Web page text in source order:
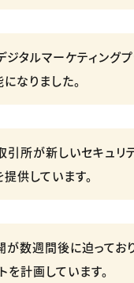
タルマーケティング
なりました。
所が新しいセキュリ
供しています。
数週間後に迫ってお
を計画しています。